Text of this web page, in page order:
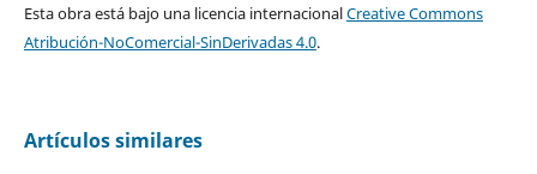
Esta obra está bajo una licencia internacionalCreative Commons
Atribución-NoComercial-SinDerivadas 4.0.
Artículos similares